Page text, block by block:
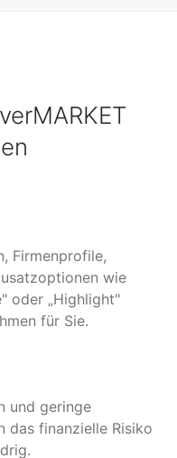
werden. Bei
Ihre Lösung ohne
nicht nur
auch ein Widget
der eigenen
anzeigen können.
der edleren Optik
ist nicht nur
die Augen des
Firmenprofile,
wie
oder „Highlight"
für Sie.
und geringe
das finanzielle Risiko